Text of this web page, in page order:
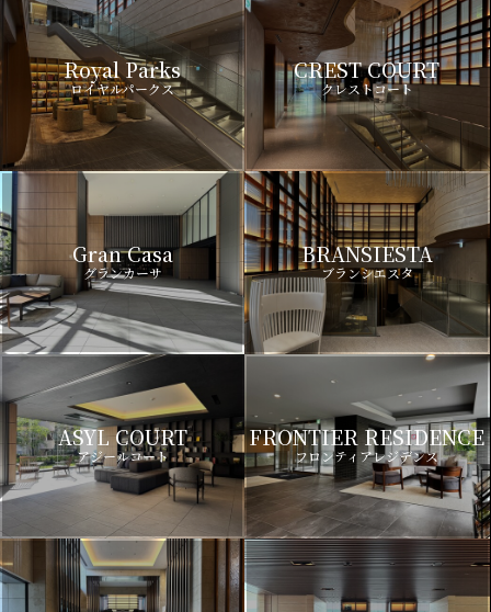
Royal Parks
ロイヤルパークス
CREST COURT
クレストコート
Gran Casa
グランカーサ
BRANSIESTA
ブランシエスタ
ASYL COURT
アジールコート
FRONTIER RESIDENCE
フロンティアレジデンス